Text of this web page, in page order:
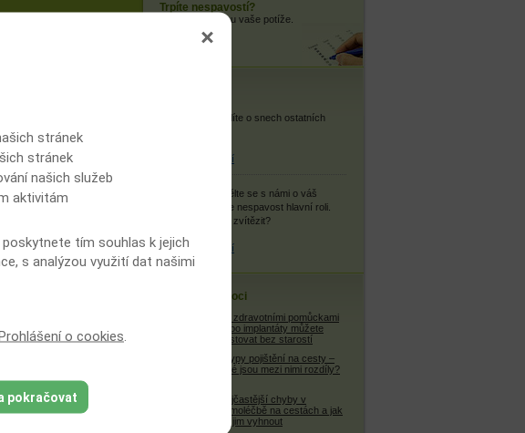
Trpíte nespavostí?
Zjistěte, jaké jsou vaše potíže.
spustit test
Co si myslíte o snech ostatních
více informací
Podělte se s námi o váš
příběh, kde hraje nespavost hlavní roli.
Podařilo se vám zvítězit?
více informací
Cestovní nemoci
Se zdravotními pomůckami
nebo implantáty můžete
cestovat bez starostí
4 typy pojištění na cesty –
jaké jsou mezi nimi rozdíly?
Nejčastější chyby v
samoléčbě na cestách a jak
se jim vyhnout
stránek
stránek
našich služeb
aktivitám
tím souhlas k jejich
s analýzou využití dat našimi
o cookies
pokračovat